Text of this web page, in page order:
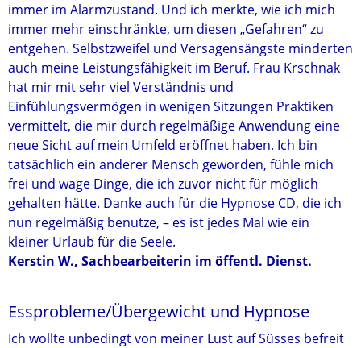
immer im Alarmzustand. Und ich merkte, wie ich mich
immer mehr einschränkte, um diesen „Gefahren“ zu
entgehen. Selbstzweifel und Versagensängste minderten
auch meine Leistungsfähigkeit im Beruf. Frau Krschnak
hat mir mit sehr viel Verständnis und
Einfühlungsvermögen in wenigen Sitzungen Praktiken
vermittelt, die mir durch regelmäßige Anwendung eine
neue Sicht auf mein Umfeld eröffnet haben. Ich bin
tatsächlich ein anderer Mensch geworden, fühle mich
frei und wage Dinge, die ich zuvor nicht für möglich
gehalten hätte. Danke auch für die Hypnose CD, die ich
nun regelmäßig benutze, – es ist jedes Mal wie ein
kleiner Urlaub für die Seele.
Kerstin W., Sachbearbeiterin im öffentl. Dienst.
Essprobleme/Übergewicht und Hypnose
Ich wollte unbedingt von meiner Lust auf Süsses befreit